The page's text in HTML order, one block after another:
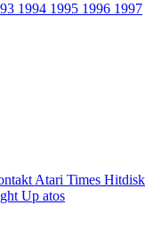
1994 1995 1996 1997
Atari Times Hitdisk
Up atos